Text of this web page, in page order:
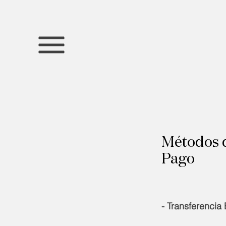
Métodos
Pago
- Transferencia